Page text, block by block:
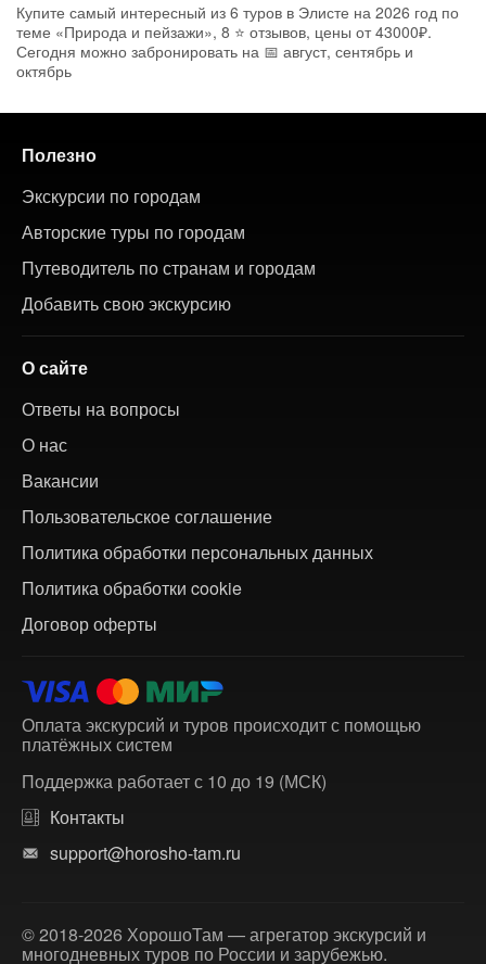
Купите самый интересный из 6 туров в Элисте на 2026 год по
теме «Природа и пейзажи», 8 ⭐ отзывов, цены от 43000₽.
Сегодня можно забронировать на 📅 август, сентябрь и
октябрь
Полезно
Экскурсии по городам
Авторские туры по городам
Путеводитель по странам и городам
Добавить свою экскурсию
О сайте
Ответы на вопросы
О нас
Вакансии
Пользовательское соглашение
Политика обработки персональных данных
Политика обработки cookie
Договор оферты
Оплата экскурсий и туров происходит с помощью
платёжных систем
Поддержка работает с 10 до 19 (МСК)
Контакты
support@horosho-tam.ru
© 2018-2026 ХорошоТам — агрегатор экскурсий и
многодневных туров по России и зарубежью.